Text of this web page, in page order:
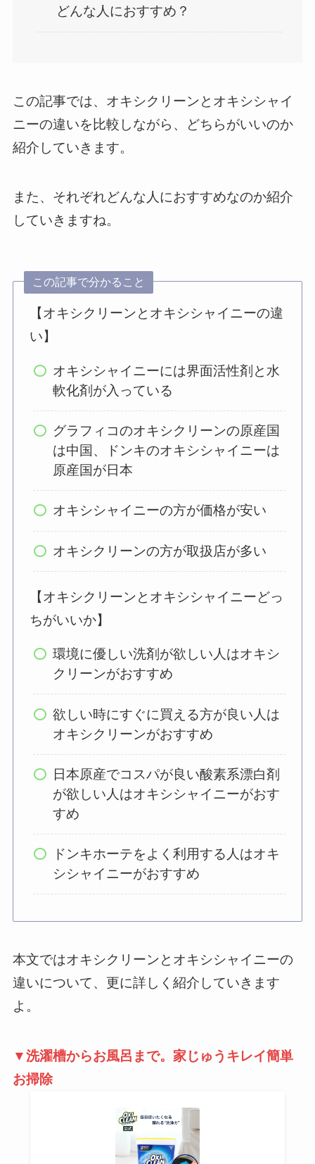
どんな人におすすめ？
この記事では、オキシクリーンとオキシシャイ
ニーの違いを比較しながら、どちらがいいのか
紹介していきます。
また、それぞれどんな人におすすめなのか紹介
していきますね。
この記事で分かること
【オキシクリーンとオキシシャイニーの違
い】
オキシシャイニーには界面活性剤と水
軟化剤が入っている
グラフィコのオキシクリーンの原産国
は中国、ドンキのオキシシャイニーは
原産国が日本
オキシシャイニーの方が価格が安い
オキシクリーンの方が取扱店が多い
【オキシクリーンとオキシシャイニーどっ
ちがいいか】
環境に優しい洗剤が欲しい人はオキシ
クリーンがおすすめ
欲しい時にすぐに買える方が良い人は
オキシクリーンがおすすめ
日本原産でコスパが良い酸素系漂白剤
が欲しい人はオキシシャイニーがおす
すめ
ドンキホーテをよく利用する人はオキ
シシャイニーがおすすめ
本文ではオキシクリーンとオキシシャイニーの
違いについて、更に詳しく紹介していきます
よ。
▼洗濯槽からお風呂まで。家じゅうキレイ簡単
お掃除